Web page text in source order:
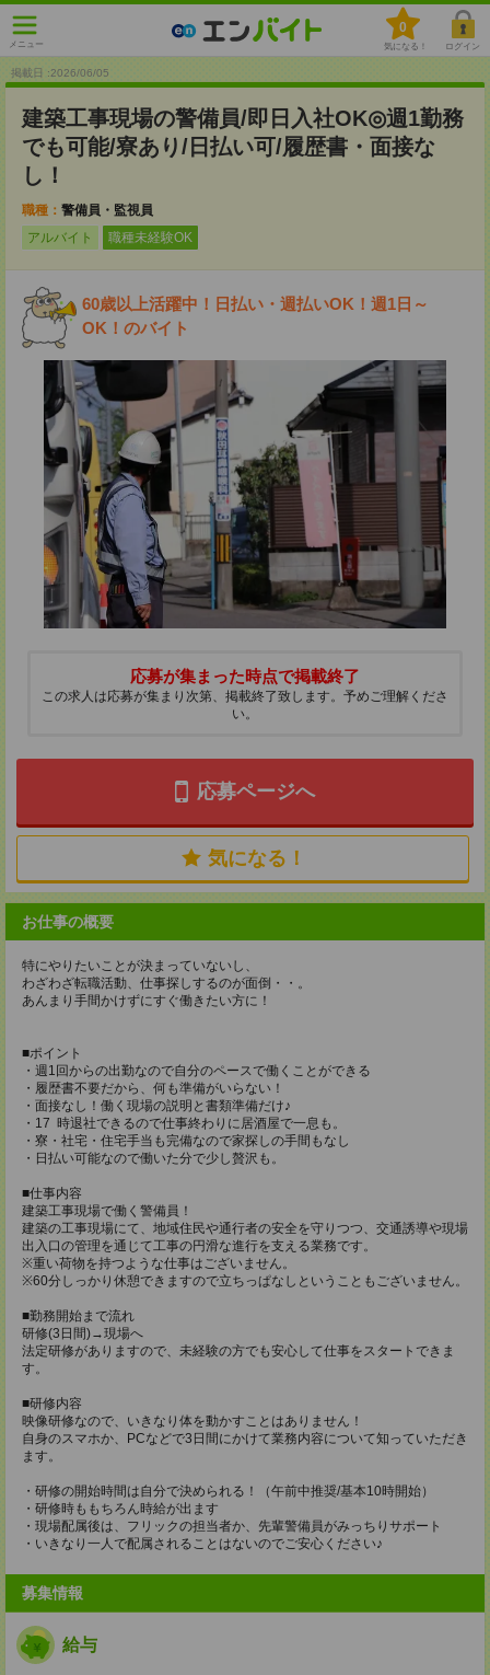
メニュー
0
気になる！ ログイン
掲載日 :2026/06/05
建築工事現場の警備員/即日入社OK◎週1勤務
でも可能/寮あり/日払い可/履歴書・面接な
し！
職種： 警備員・監視員
アルバイト
職種未経験OK
60歳以上活躍中！日払い・週払いOK！週1日～
OK！のバイト
応募が集まった時点で掲載終了
この求人は応募が集まり次第、掲載終了致します。予めご理解くださ
い。
応募ページへ
気になる！
お仕事の概要
特にやりたいことが決まっていないし、
わざわざ転職活動、仕事探しするのが面倒・・。
あんまり手間かけずにすぐ働きたい方に！
■ポイント
・週1回からの出勤なので自分のペースで働くことができる
・履歴書不要だから、何も準備がいらない！
・面接なし！働く現場の説明と書類準備だけ♪
・17 時退社できるので仕事終わりに居酒屋で一息も。
・寮・社宅・住宅手当も完備なので家探しの手間もなし
・日払い可能なので働いた分で少し贅沢も。
■仕事内容
建築工事現場で働く警備員！
建築の工事現場にて、地域住民や通行者の安全を守りつつ、交通誘導や現場
出入口の管理を通じて工事の円滑な進行を支える業務です。
※重い荷物を持つような仕事はございません。
※60分しっかり休憩できますので立ちっぱなしということもございません。
■勤務開始まで流れ
研修(3日間)→現場へ
法定研修がありますので、未経験の方でも安心して仕事をスタートできま
す。
■研修内容
映像研修なので、いきなり体を動かすことはありません！
自身のスマホか、PCなどで3日間にかけて業務内容について知っていただき
ます。
・研修の開始時間は自分で決められる！（午前中推奨/基本10時開始）
・研修時ももちろん時給が出ます
・現場配属後は、フリックの担当者か、先輩警備員がみっちりサポート
・いきなり一人で配属されることはないのでご安心ください♪
募集情報
給与